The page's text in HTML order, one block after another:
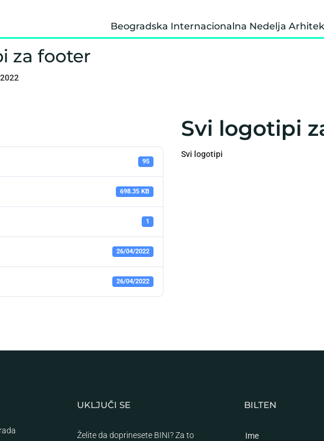
Beogradska Internacionalna Nedelja
za footer
95
698.35 KB
1
26/04/2022
26/04/2022
Svi logotipi
Svi logotipi
UKLJUČI SE
Želite da doprinesete BINI? Za to
BILTEN